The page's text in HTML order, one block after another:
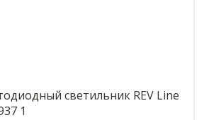
светильник REV Line
1